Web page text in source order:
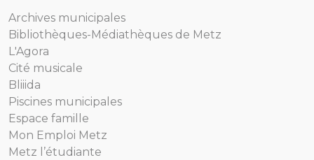
Archives municipales
Bibliothèques-Médiathèques de Metz
L'Agora
Cité musicale
Bliiida
Piscines municipales
Espace famille
Mon Emploi Metz
Metz l’étudiante